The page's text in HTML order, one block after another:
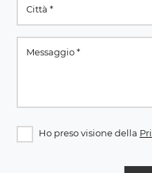
Ho preso visione della